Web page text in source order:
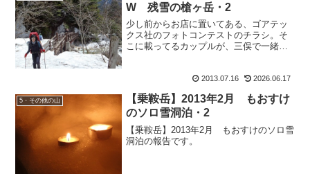
W 残雪の槍ヶ岳・2
少し前からお店に置いてある、ゴアテッ
クス社のフォトコンテストのチラシ。そ
こに載ってるカップルが、三俣で一緒だ
チラシを整えていたら。んん～～？、こ
れって彼氏さんも似てない...
2013.07.16 2026.06.17
5・その他の山
【乗鞍岳】2013年2月 もおすけ
のソロ雪洞泊・2
【乗鞍岳】2013年2月 もおすけのソロ雪
洞泊の報告です。